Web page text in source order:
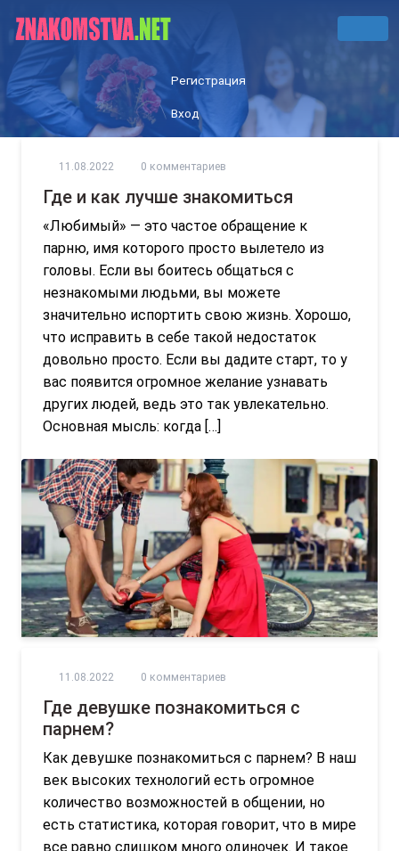
Регистрация
Вход
11.08.2022 0 комментариев
Где и как лучше знакомиться
«Любимый» — это частое обращение к
парню, имя которого просто вылетело из
головы. Если вы боитесь общаться с
незнакомыми людьми, вы можете
значительно испортить свою жизнь. Хорошо,
что исправить в себе такой недостаток
довольно просто. Если вы дадите старт, то у
вас появится огромное желание узнавать
других людей, ведь это так увлекательно.
Основная мысль: когда […]
11.08.2022 0 комментариев
Где девушке познакомиться с
парнем?
Как девушке познакомиться с парнем? В наш
век высоких технологий есть огромное
количество возможностей в общении, но
есть статистика, которая говорит, что в мире
все равно слишком много одиночек. И такое